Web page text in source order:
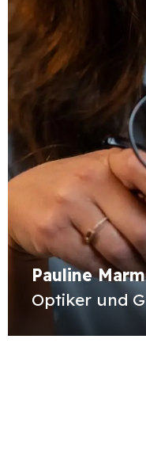
Pauline
Optiker und